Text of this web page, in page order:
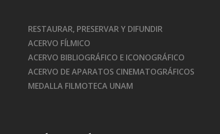
RESTAURAR, PRESERVAR Y DIFUNDIR
ACERVO FÍLMICO
ACERVO BIBLIOGRÁFICO E ICONOGRÁFICO
ACERVO DE APARATOS CINEMATOGRÁFICOS
MEDALLA FILMOTECA UNAM